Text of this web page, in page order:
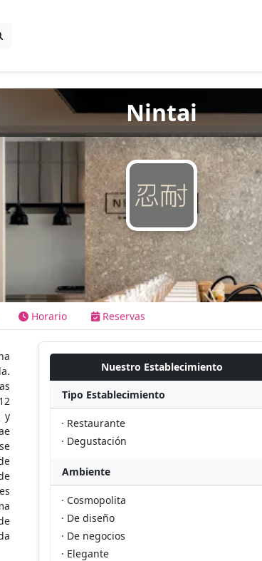
Nintai
Horario Reservas
y
Nuestro Establecimiento
Tipo Establecimiento
· Restaurante
· Degustación
Ambiente
· Cosmopolita
· De diseño
· De negocios
· Elegante